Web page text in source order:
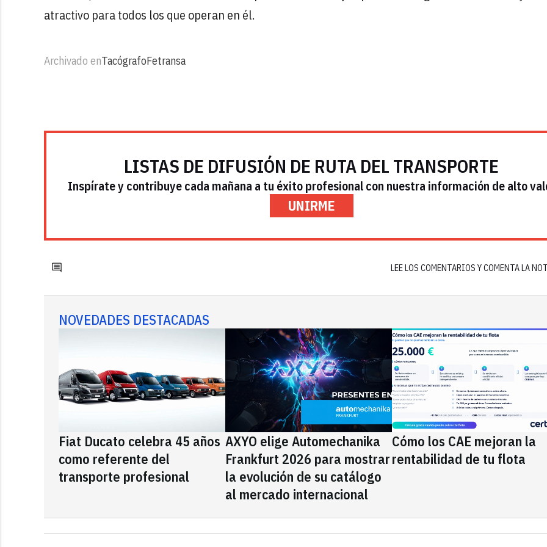
atractivo para todos los que operan en él.
Archivado enTacógrafoFetransa
LISTAS DE DIFUSIÓN DE RUTA DEL TRANSPORTE
Inspírate y contribuye cada mañana a tu éxito profesional con nuestra información de alto
UNIRME
LEE LOS COMENTARIOS Y COMENTA LA
NOVEDADES DESTACADAS
Fiat Ducato celebra 45 años
como referente del
transporte profesional
AXYO elige Automechanika
Frankfurt 2026 para mostrar
la evolución de su catálogo
al mercado internacional
Cómo los CAE mejoran la
rentabilidad de tu flota